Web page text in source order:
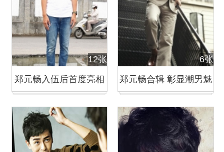
12张
郑元畅入伍后首度亮相
6张
郑元畅合辑 彰显潮男魅